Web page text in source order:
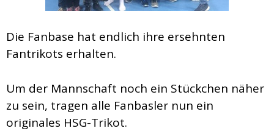
Die Fanbase hat endlich ihre ersehnten
Fantrikots erhalten.
Um der Mannschaft noch ein Stückchen näher
zu sein, tragen alle Fanbasler nun ein
originales HSG-Trikot.